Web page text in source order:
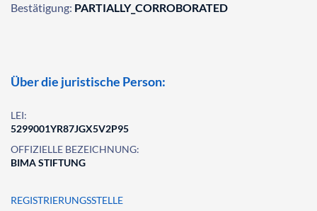
Bestätigung: PARTIALLY_CORROBORATED
Über die juristische Person:
LEI:
5299001YR87JGX5V2P95
OFFIZIELLE BEZEICHNUNG:
BIMA STIFTUNG
REGISTRIERUNGSSTELLE